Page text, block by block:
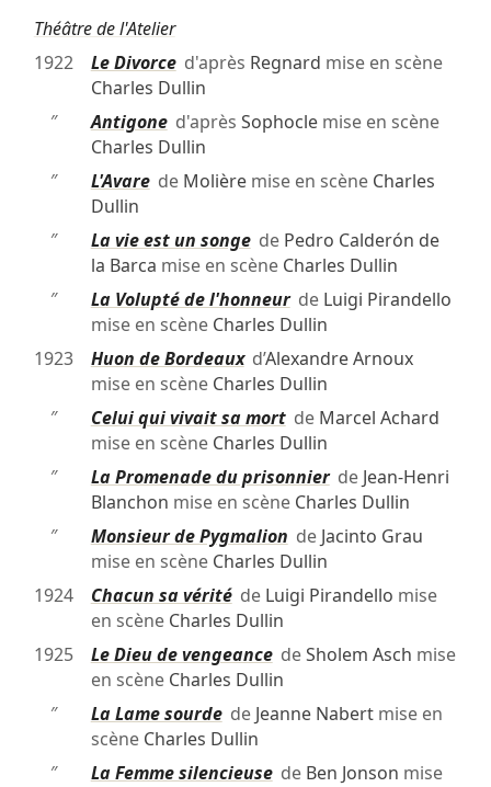
Théâtre de l'Atelier
1922
Le Divorced'après Regnard mise en scène
Charles Dullin
″
Antigoned'après Sophoclemise en scène
Charles Dullin
″
L'Avarede Molièremise en scène Charles
Dullin
″
La vie est un songede Pedro Calderón de
la Barca mise en scène Charles Dullin
″
La Volupté de l'honneurde Luigi Pirandello
mise en scène Charles Dullin
1923
Huon de Bordeauxd’Alexandre Arnoux
mise en scène Charles Dullin
″
Celui qui vivait sa mortde Marcel Achard
mise en scène Charles Dullin
″
La Promenade du prisonnierde Jean-Henri
Blanchon mise en scène Charles Dullin
″
Monsieur de Pygmalion de Jacinto Grau
mise en scène Charles Dullin
1924
Chacun sa véritéde Luigi Pirandello mise
en scène Charles Dullin
1925
Le Dieu de vengeancedeSholem Asch mise
en scène Charles Dullin
″
La Lame sourdede Jeanne Nabertmise en
scène Charles Dullin
″
La Femme silencieusede Ben Jonson mise